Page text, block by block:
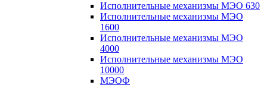
Исполнительные механизмы МЭО 630
Исполнительные механизмы МЭО
1600
Исполнительные механизмы МЭО
4000
Исполнительные механизмы МЭО
10000
МЭОФ